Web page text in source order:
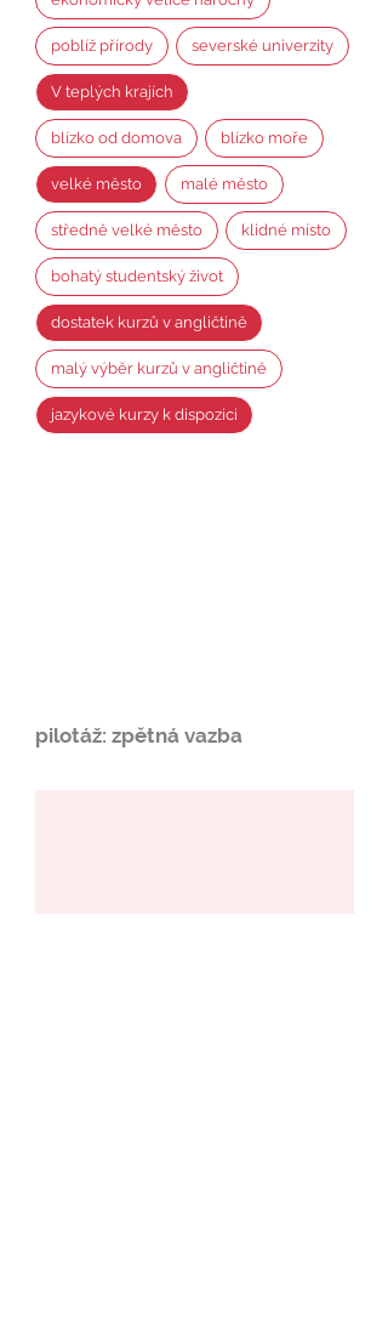
poblíž přírody severské univerzity
V teplých krajích
blízko od domova blízko moře
velké město malé město
středně velké město klidné místo
bohatý studentský život
dostatek kurzů v angličtině
malý výběr kurzů v angličtině
jazykové kurzy k dispozici
pilotáž: zpětná vazba